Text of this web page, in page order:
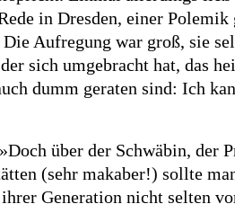
in Dresden, einer
Die Aufregung war groß,
sich umgebracht hat, das
dumm geraten sind: Ich
über der Schwäbin, der
(sehr makaber!) sollte
Generation nicht selten